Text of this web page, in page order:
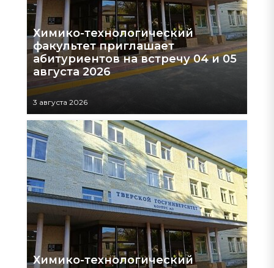
Химико-технологический
факультет приглашает
абитуриентов на встречу 04 и 05
августа 2026
3 августа 2026
Химико-технологический